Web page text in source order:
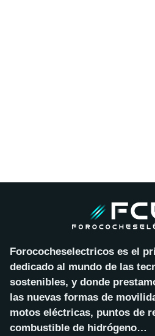
Forococheselectricos es el
dedicado al mundo de las
sostenibles, y donde
las nuevas formas de
motos eléctricas, puntos de
combustible de hidrógeno…